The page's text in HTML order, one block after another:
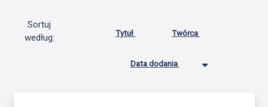
Sortuj
według:
Tytuł Twórca
Data dodania